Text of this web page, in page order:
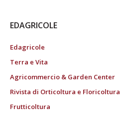
EDAGRICOLE
Edagricole
Terra e Vita
Agricommercio & Garden Center
Rivista di Orticoltura e Floricoltura
Frutticoltura